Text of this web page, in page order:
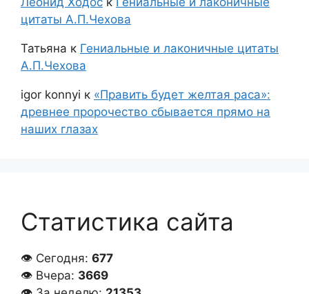
цитаты А.П.Чехова
Татьяна к Гениальные и лаконичные цитаты
А.П.Чехова
igor konnyi к «Править будет желтая раса»:
древнее пророчество сбывается прямо на
наших глазах
Статистика сайта
👁 Сегодня: 677
👁 Вчера: 3669